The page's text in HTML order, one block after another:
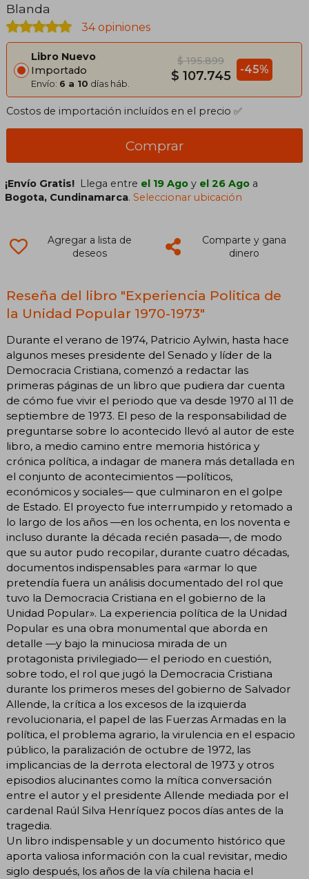
Blanda
34 opiniones
Libro Nuevo
Importado
Envío: 6 a 10 días háb.
$ 195.899
$ 107.745 -45%
Costos de importación incluídos en el precio ✅
Comprar
¡Envío Gratis! Llega entre el 19 Ago y el 26 Ago a
Bogota, Cundinamarca.Seleccionar ubicación
Agregar a lista de
deseos
Comparte y gana
dinero
Reseña del libro "Experiencia Politica de
la Unidad Popular 1970-1973"
Durante el verano de 1974, Patricio Aylwin, hasta hace
algunos meses presidente del Senado y líder de la
Democracia Cristiana, comenzó a redactar las
primeras páginas de un libro que pudiera dar cuenta
de cómo fue vivir el periodo que va desde 1970 al 11 de
septiembre de 1973. El peso de la responsabilidad de
preguntarse sobre lo acontecido llevó al autor de este
libro, a medio camino entre memoria histórica y
crónica política, a indagar de manera más detallada en
el conjunto de acontecimientos —políticos,
económicos y sociales— que culminaron en el golpe
de Estado. El proyecto fue interrumpido y retomado a
lo largo de los años —en los ochenta, en los noventa e
incluso durante la década recién pasada—, de modo
que su autor pudo recopilar, durante cuatro décadas,
documentos indispensables para «armar lo que
pretendía fuera un análisis documentado del rol que
tuvo la Democracia Cristiana en el gobierno de la
Unidad Popular». La experiencia política de la Unidad
Popular es una obra monumental que aborda en
detalle —y bajo la minuciosa mirada de un
protagonista privilegiado— el periodo en cuestión,
sobre todo, el rol que jugó la Democracia Cristiana
durante los primeros meses del gobierno de Salvador
Allende, la crítica a los excesos de la izquierda
revolucionaria, el papel de las Fuerzas Armadas en la
política, el problema agrario, la virulencia en el espacio
público, la paralización de octubre de 1972, las
implicancias de la derrota electoral de 1973 y otros
episodios alucinantes como la mítica conversación
entre el autor y el presidente Allende mediada por el
cardenal Raúl Silva Henríquez pocos días antes de la
tragedia.
Un libro indispensable y un documento histórico que
aporta valiosa información con la cual revisitar, medio
siglo después, los años de la vía chilena hacia el